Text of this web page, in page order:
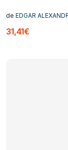
de EDGAR
31,41€